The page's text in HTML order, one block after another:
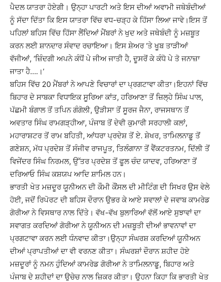
ਪੈਦਲ ਯਾਤਰਾ ਹੋਏਗੀ। ਉਨ੍ਹਾ ਪਾਰਟੀ ਅਤੇ ਇਸ ਦੀਆਂ ਅਵਾਮੀ ਜਥੇਬੰਦੀਆਂ
ਨੂੰ ਸੱਦਾ ਦਿੱਤਾ ਕਿ ਇਸ ਯਾਤਰਾ ਵਿੱਚ ਵਧ-ਚੜ੍ਹ ਕੇ ਹਿੱਸਾ ਲਿਆ ਜਾਵੇ।ਇਸ ਤੋਂ
ਪਹਿਲਾਂ ਬਹਿਸ ਵਿੱਚ ਹਿੱਸਾ ਲੈਂਦਿਆਂ ਮੈਂਬਰਾਂ ਨੇ ਖੁਦ ਅਤੇ ਜਥੇਬੰਦੀ ਨੂੰ ਮਜ਼ਬੂਤ
ਕਰਨ ਲਈ ਸ਼ਾਨਦਾਰ ਸੰਵਾਦ ਰਚਾਇਆ। ਇਸ ਸ਼ੇਅਰ ‘ਤੇ ਖੂਬ ਤਾੜੀਆਂ
ਵੱਜੀਆਂ, ‘ਜ਼ਿੰਦਗੀ ਅਪਨੇ ਕੰਧੋਂ ਪੇ ਜੀਅ ਜਾਤੀ ਹੈ, ਦੂਸਰੋਂ ਕੇ ਕੰਧੋ ਪੇ ਤੋ ਜਨਾਜ਼ਾ
ਜਾਤਾ ਹੈ….।’
ਬਹਿਸ ਵਿੱਚ 20 ਮੈਂਬਰਾਂ ਨੇ ਆਪਣੇ ਵਿਚਾਰਾਂ ਦਾ ਪ੍ਰਗਟਾਵਾ ਕੀਤਾ।ਇਹਨਾਂ ਵਿੱਚ
ਬਿਹਾਰ ਦੇ ਸਾਬਕਾ ਵਿਧਾਇਕ ਸੂਰਿਆ ਕਾਂਤ, ਹਰਿਆਣਾ ਤੋਂ ਜ਼ਿਲ੍ਹੇ ਸਿੰਘ ਪਾਲ,
ਪੱਛਮੀ ਬੰਗਾਲ ਤੋਂ ਤਪਿਨ ਗੰਗੋਲੀ, ਉੜੀਸਾ ਤੋਂ ਸੂਰਜ ਜੈਨਾ, ਰਾਜਸਥਾਨ ਤੋਂ
ਅਵਤਾਰ ਸਿੰਘ ਰਾਮਗੜ੍ਹੀਆ, ਪੰਜਾਬ ਤੋਂ ਦੇਵੀ ਕੁਮਾਰੀ ਸਰਹਾਲੀ ਕਲਾਂ,
ਮਹਾਰਾਸ਼ਟਰ ਤੋਂ ਰਾਮ ਬਹਿਤੀ, ਆਂਧਰਾ ਪ੍ਰਦੇਸ਼ ਤੋਂ ਏ. ਸ਼ੇਖਰ, ਤਾਮਿਲਨਾਡੂ ਤੋਂ
ਗਣੇਸ਼ਨ, ਮੱਧ ਪ੍ਰਦੇਸ਼ ਤੋਂ ਸੰਜੀਵ ਰਾਜਪੂਤ, ਤਿਲੰਗਾਨਾ ਤੋਂ ਵੈਂਕਟਰਤਨਮ, ਦਿੱਲੀ ਤੋਂ
ਵਿਜੇਂਦਰ ਸਿੰਘ ਨਿਰਮਲ, ਉੱਤਰ ਪ੍ਰਦੇਸ਼ ਤੋਂ ਫੂਲ ਚੰਦ ਯਾਦਵ, ਹਰਿਆਣਾ ਤੋਂ
ਦਰਿਆਓ ਸਿੰਘ ਕਸ਼ਯਪ ਆਦਿ ਸ਼ਾਮਿਲ ਹਨ।
ਭਾਰਤੀ ਖੇਤ ਮਜ਼ਦੂਰ ਯੂਨੀਅਨ ਦੀ ਕੌਮੀ ਕੌਂਸਲ ਦੀ ਮੀਟਿੰਗ ਦੀ ਸਿਖਰ ਉਸ ਵੇਲੇ
ਹੋਈ, ਜਦੋਂ ਰਿਪੋਰਟ ਦੀ ਬਹਿਸ ਦੌਰਾਨ ਉਭਰ ਕੇ ਆਏ ਸਵਾਲਾਂ ਦੇ ਜਵਾਬ ਕਾਮਰੇਡ
ਗੋਰੀਆ ਨੇ ਵਿਸਥਾਰ ਨਾਲ ਦਿੱਤੇ। ਵੱਖ-ਵੱਖ ਬੁਲਾਰਿਆਂ ਵੱਲੋਂ ਆਏ ਸੁਝਾਵਾਂ ਦਾ
ਸਵਾਗਤ ਕਰਦਿਆਂ ਗੋਰੀਆ ਨੇ ਯੂਨੀਅਨ ਦੀ ਮਜ਼ਬੂਤੀ ਦੀਆਂ ਭਾਵਨਾਵਾਂ ਦਾ
ਪ੍ਰਗਟਾਵਾ ਕਰਨ ਲਈ ਧੰਨਵਾਦ ਕੀਤਾ।ਉਨ੍ਹਾ ਸੰਘਰਸ਼ ਕਰਦਿਆਂ ਯੂਨੀਅਨ
ਦੀਆਂ ਪ੍ਰਾਪਤੀਆਂ ਦਾ ਵੀ ਵਰਨਣ ਕੀਤਾ। ਸੰਘਰਸ਼ਾਂ ਦੌਰਾਨ ਸ਼ਹੀਦ ਹੋਏ
ਮਜ਼ਦੂਰਾਂ ਨੂੰ ਨਮਨ ਹੁੰਦਿਆਂ ਕਾਮਰੇਡ ਗੋਰੀਆ ਨੇ ਤਾਮਿਲਨਾਡੂ, ਬਿਹਾਰ ਅਤੇ
ਪੰਜਾਬ ਦੇ ਸ਼ਹੀਦਾਂ ਦਾ ਉਚੇਚ ਨਾਲ ਜ਼ਿਕਰ ਕੀਤਾ। ਉਹਨਾ ਕਿਹਾ ਕਿ ਭਾਰਤੀ ਖੇਤ